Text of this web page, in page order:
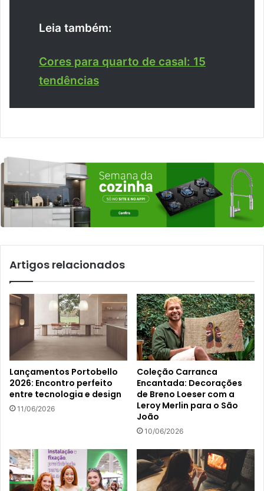
Leia também:
Cores para quarto de casal: 15
tendências
Artigos relacionados
Lançamentos Portobello
2026: Encontro perfeito
entre tecnologia e design
11/06/2026
Coleção Carranca
Encantada: Decorações
de Breno Loeser com a
Leroy Merlin para o São
João
10/06/2026